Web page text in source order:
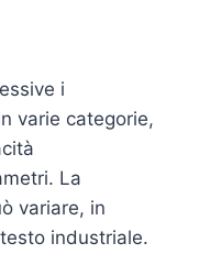
i
varie categorie,
La
variare, in
industriale.